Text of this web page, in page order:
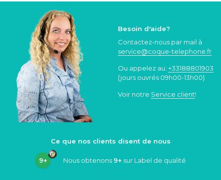
Besoin d'aide?
Contactez-nous par mail à
service@coque-telephone.fr
Ou appelez au: +33188801903
(jours ouvrés 09h00-13h00)
Voir notre Service client!
Ce que nos clients disent de nous
9+ Nous obtenons 9+ sur Label de qualité